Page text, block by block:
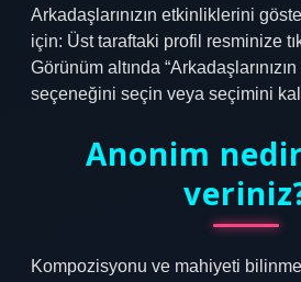
Arkadaşlarınızın etkinliklerini
için: Üst taraftaki profil resminize
Görünüm altında “Arkadaşlarınızın
seçeneğini seçin veya seçimini
Anonim
Kompozisyonu ve mahiyeti